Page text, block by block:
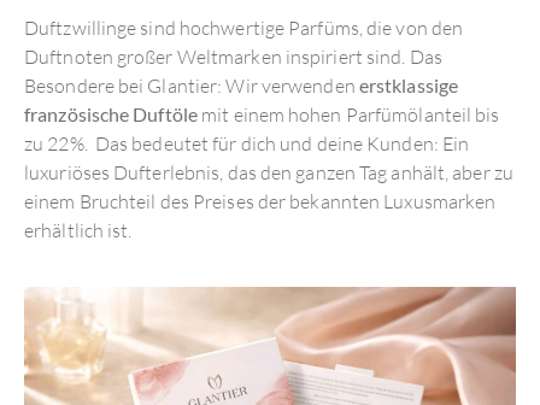
Duftzwillinge sind hochwertige Parfüms, die von den
Duftnoten großer Weltmarken inspiriert sind. Das
Besondere bei Glantier: Wir verwenden erstklassige
französische Duftöle mit einem hohen Parfümölanteil bis
zu 22%. Das bedeutet für dich und deine Kunden: Ein
luxuriöses Dufterlebnis, das den ganzen Tag anhält, aber zu
einem Bruchteil des Preises der bekannten Luxusmarken
erhältlich ist.